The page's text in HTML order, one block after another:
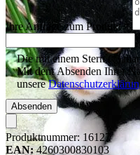
Ihre Anfrage zum Produkt*
Die mit einem Stern (*)
Mit dem Absenden Ihrer
unsere
Absenden
Produktnummer: 16127
EAN: 4260300830103